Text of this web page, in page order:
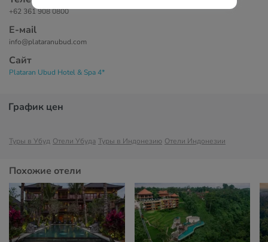
+62 361 908 0800
Е-маil
info@plataranubud.com
Сайт
Plataran Ubud Hotel & Spa 4*
График цен
Туры в Убуд Отели Убуда Туры в Индонезию Отели Индонезии
Похожие отели